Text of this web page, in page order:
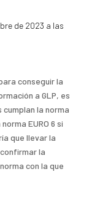
de 2023 a las
conseguir la
a GLP, es
la norma
EURO 6 si
que llevar la
la
con la que